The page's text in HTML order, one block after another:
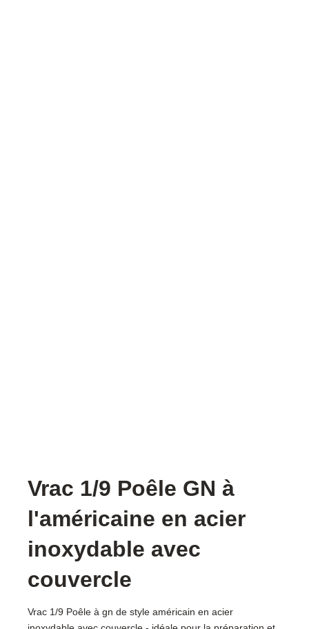
Vrac 1/9 Poêle GN à
l'américaine en acier
inoxydable avec
couvercle
Vrac 1/9 Poêle à gn de style américain en acier